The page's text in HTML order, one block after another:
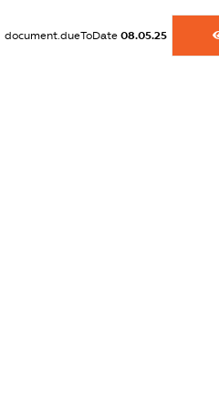
XXXXXXXXXX
document.dueToDate 08.05.25